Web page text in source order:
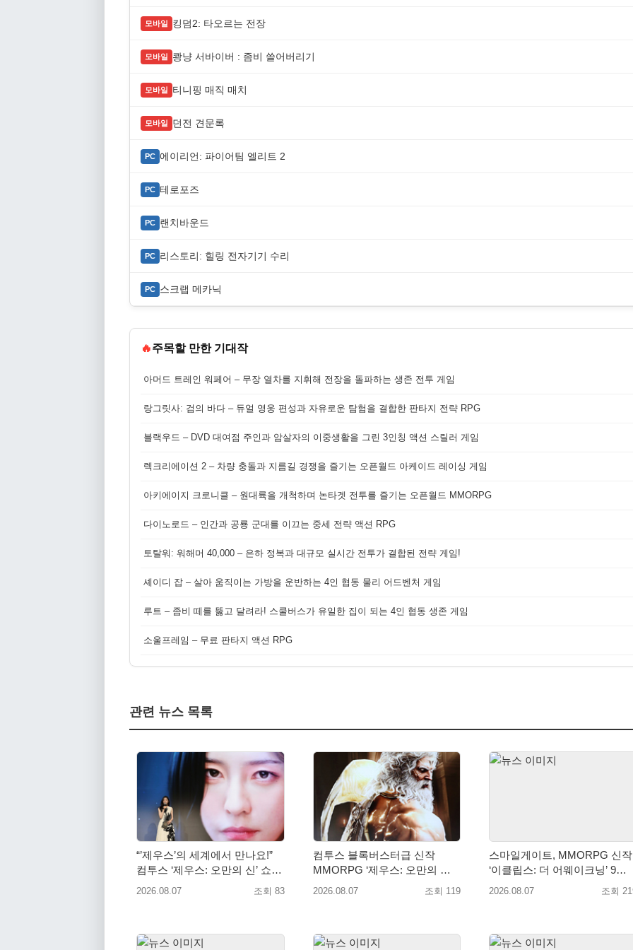
모바일 킹덤2: 타오르는 전장
모바일 쾅냥 서바이버 : 좀비 쓸어버리기
모바일 티니핑 매직 매치
모바일 던전 견문록
PC 에이리언: 파이어팀 엘리트 2
PC 테로포즈
PC 랜치바운드
PC 리스토리: 힐링 전자기기 수리
PC 스크랩 메카닉
🔥주목할 만한 기대작
아머드 트레인 워페어 – 무장 열차를 지휘해 전장을 돌파하는 생존 전투 게임
랑그릿사: 검의 바다 – 듀얼 영웅 편성과 자유로운 탐험을 결합한 판타지 전략 RPG
블랙우드 – DVD 대여점 주인과 암살자의 이중생활을 그린 3인칭 액션 스릴러 게임
렉크리에이션 2 – 차량 충돌과 지름길 경쟁을 즐기는 오픈월드 아케이드 레이싱 게임
아키에이지 크로니클 – 원대륙을 개척하며 논타겟 전투를 즐기는 오픈월드 MMORPG
다이노로드 – 인간과 공룡 군대를 이끄는 중세 전략 액션 RPG
토탈워: 워해머 40,000 – 은하 정복과 대규모 실시간 전투가 결합된 전략 게임!
셰이디 잡 – 살아 움직이는 가방을 운반하는 4인 협동 물리 어드벤처 게임
루트 – 좀비 떼를 뚫고 달려라! 스쿨버스가 유일한 집이 되는 4인 협동 생존 게임
소울프레임 – 무료 판타지 액션 RPG
관련 뉴스 목록
“’제우스’의 세계에서 만나요!”
컴투스 ‘제우스: 오만의 신’ 쇼케
이스 찾은 배우 박지현
2026.08.07 조회 83
컴투스 블록버스터급 신작
MMORPG ‘제우스: 오만의 신’,
8월 26일 출시!
2026.08.07 조회 119
스마일게이트, MMORPG 신작
‘이클립스: 더 어웨이크닝’ 9월
10일 론칭!
2026.08.07 조회